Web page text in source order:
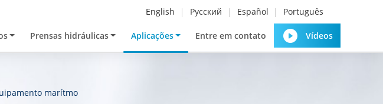
English Русский Español Português
Prensas hidráulicas Aplicações Entre em contato Vídeos
marítmo